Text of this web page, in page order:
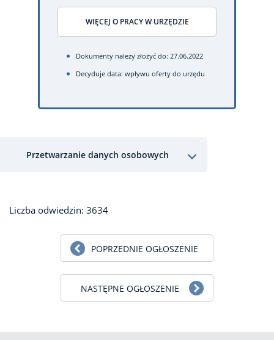
WIĘCEJ O PRACY W URZĘDZIE
Dokumenty należy złożyć do: 27.06.2022
Decyduje data: wpływu oferty do urzędu
Przetwarzanie danych osobowych
Liczba odwiedzin: 3634
POPRZEDNIE OGŁOSZENIE
NASTĘPNE OGŁOSZENIE